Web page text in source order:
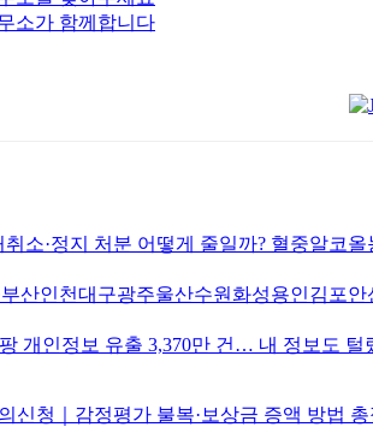
소가 함께합니다
소·정지 처분 어떻게 줄일까? 혈중알코
산인천대구광주울산수원화성용인김포
개인정보 유출 3,370만 건… 내 정보도 털
신청｜감정평가 불복·보상금 증액 방법